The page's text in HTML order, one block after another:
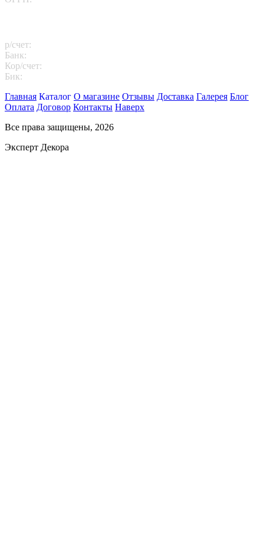
р/счет:
Банк:
Кор/счет:
Бик:
Главная Каталог О магазине Отзывы Доставка Галерея Блог
Оплата Договор Контакты Наверх
Все права защищены, 2026
Эксперт Декора